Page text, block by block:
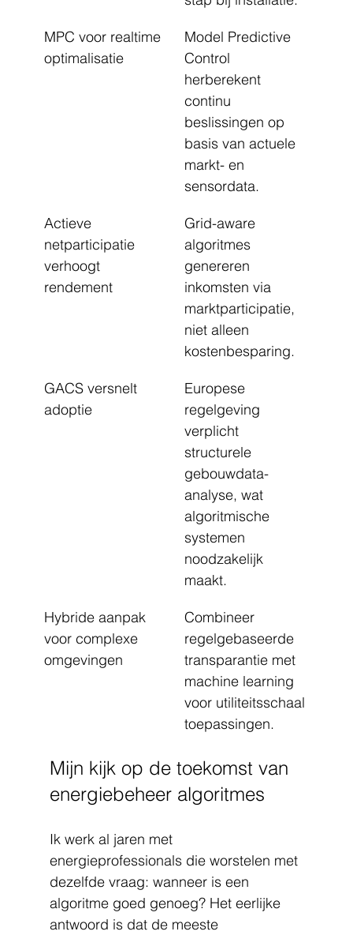
MPC voor realtime
optimalisatie
Model Predictive
Control
herberekent
continu
beslissingen op
basis van actuele
markt- en
sensordata.
Actieve
netparticipatie
verhoogt
rendement
Grid-aware
algoritmes
genereren
inkomsten via
marktparticipatie,
niet alleen
kostenbesparing.
GACS versnelt
adoptie
Europese
regelgeving
verplicht
structurele
gebouwdata-
analyse, wat
algoritmische
systemen
noodzakelijk
maakt.
Hybride aanpak
voor complexe
omgevingen
Combineer
regelgebaseerde
transparantie met
machine learning
voor utiliteitsschaal
toepassingen.
Mijn kijk op de toekomst van
energiebeheer algoritmes
Ik werk al jaren met
energieprofessionals die worstelen met
dezelfde vraag: wanneer is een
algoritme goed genoeg? Het eerlijke
antwoord is dat de meeste